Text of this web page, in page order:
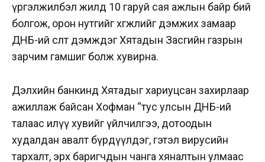
үргэлжилбэл жилд 10 гаруй сая ажлын байр бий
болгож, орон нутгийг хөгжлийг дэмжих замаар
ДНБ-ий өсөлтөө дэмждэг Хятадын Засгийн газрын
зарчим гамшиг болж хувирна.
Дэлхийн банкинд Хятадыг хариуцсан захирлаар
ажиллаж байсан Хофман “тус улсын ДНБ-ий
талаас илүү хувийг үйлчилгээ, дотоодын
худалдан авалт бүрдүүлдэг, гэтэл вирусийн
тархалт, эрх баригчдын чанга хяналтын улмаас